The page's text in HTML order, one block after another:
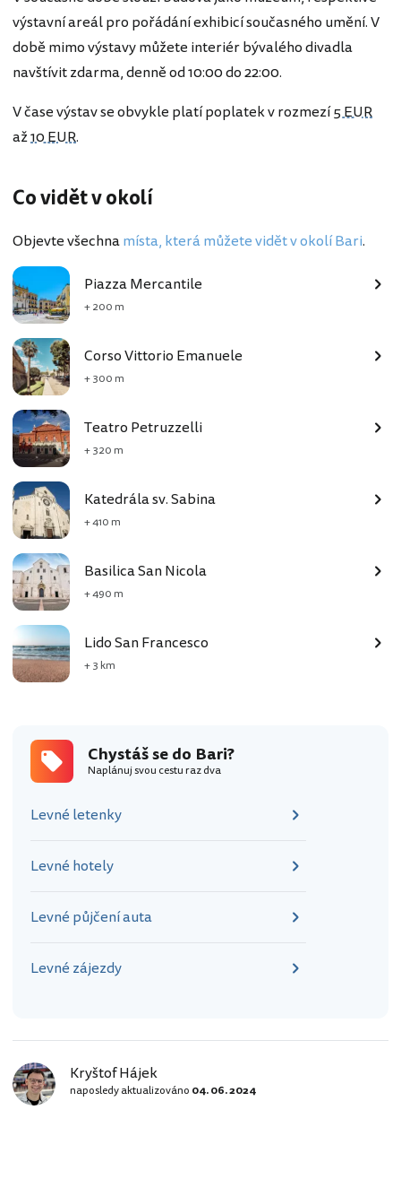
výstavní areál pro pořádání exhibicí současného umění. V
době mimo výstavy můžete interiér bývalého divadla
navštívit zdarma, denně od 10:00 do 22:00.
V čase výstav se obvykle platí poplatek v rozmezí5 EUR
až10 EUR.
Co vidět v okolí
Objevte všechnamísta, která můžete vidět v okolí Bari.
Piazza Mercantile
+ 200 m
Corso Vittorio Emanuele
+ 300 m
Teatro Petruzzelli
+ 320 m
Katedrála sv. Sabina
+ 410 m
Basilica San Nicola
+ 490 m
Lido San Francesco
+ 3 km
Chystáš se do Bari?
Naplánuj svou cestu raz dva
Levné letenky
Levné hotely
Levné půjčení auta
Levné zájezdy
Kryštof Hájek
naposledy aktualizováno 04. 06. 2024